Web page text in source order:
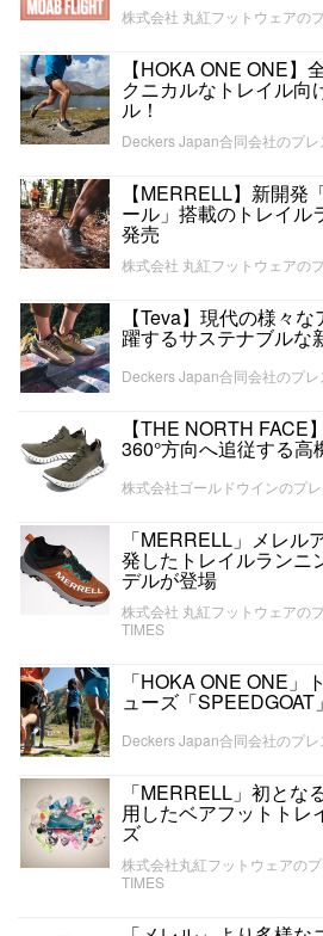
株式会社 丸紅フットウェアの
【HOKA ONE ONE】
クニカルなトレイル向
ル！
Deckers Japan合同会社のプレ
【MERRELL】新開
ール」搭載のトレイル
発売
株式会社 丸紅フットウェアの
【Teva】現代の様々
躍するサステナブルな
Deckers Japan合同会社のプレ
【THE NORTH FACE
360°方向へ追従する高
株式会社ゴールドウインのプ
「MERRELL」メレル
発したトレイルランニ
デルが登場
株式会社 丸紅フットウェアの
TIMES
「HOKA ONE ONE」
ューズ「SPEEDGOAT
Deckers Japan合同会社のプ
「MERRELL」初とな
用したベアフットトレ
ズ
株式会社丸紅フットウェアの
TIMES